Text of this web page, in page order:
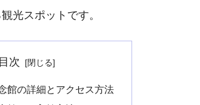
光スポットです。
次
館の詳細とアクセス方法